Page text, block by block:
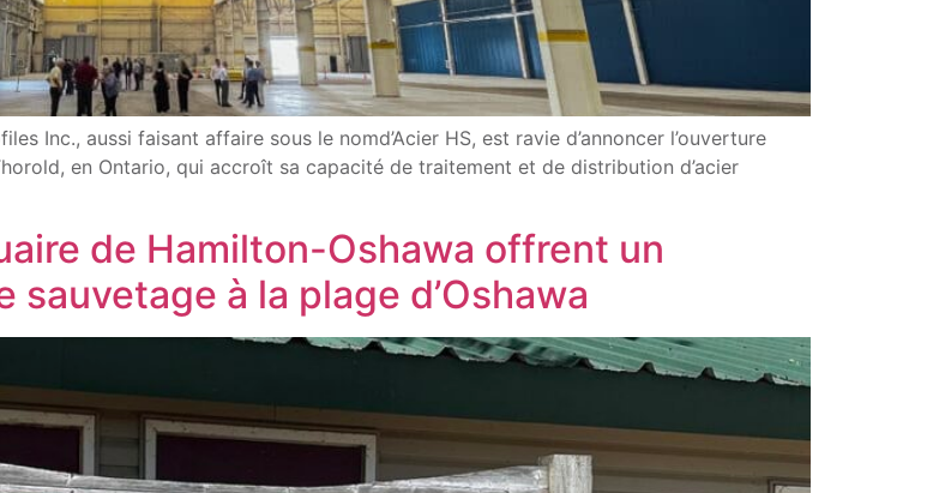
Inc., aussi faisant affaire sous le nomd’Acier HS, est ravie d’annoncer l’ouverture
en Ontario, qui accroît sa capacité de traitement et de distribution d’acier
de Hamilton-Oshawa offrent un
à la plage d’Oshawa